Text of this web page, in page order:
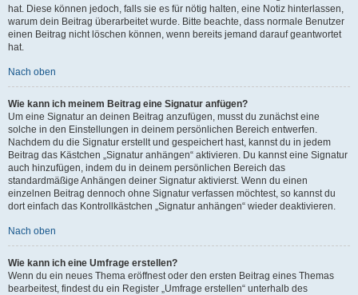
hat. Diese können jedoch, falls sie es für nötig halten, eine Notiz hinterlassen,
warum dein Beitrag überarbeitet wurde. Bitte beachte, dass normale Benutzer
einen Beitrag nicht löschen können, wenn bereits jemand darauf geantwortet
hat.
Nach oben
Wie kann ich meinem Beitrag eine Signatur anfügen?
Um eine Signatur an deinen Beitrag anzufügen, musst du zunächst eine
solche in den Einstellungen in deinem persönlichen Bereich entwerfen.
Nachdem du die Signatur erstellt und gespeichert hast, kannst du in jedem
Beitrag das Kästchen „Signatur anhängen“ aktivieren. Du kannst eine Signatur
auch hinzufügen, indem du in deinem persönlichen Bereich das
standardmäßige Anhängen deiner Signatur aktivierst. Wenn du einen
einzelnen Beitrag dennoch ohne Signatur verfassen möchtest, so kannst du
dort einfach das Kontrollkästchen „Signatur anhängen“ wieder deaktivieren.
Nach oben
Wie kann ich eine Umfrage erstellen?
Wenn du ein neues Thema eröffnest oder den ersten Beitrag eines Themas
bearbeitest, findest du ein Register „Umfrage erstellen“ unterhalb des